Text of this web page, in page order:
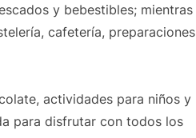
y bebestibles; mientras
cafetería, preparaciones
actividades para niños y
para disfrutar con todos los